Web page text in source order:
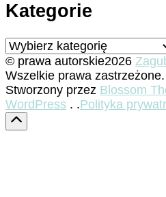
Kategorie
Kategorie
© prawa autorskie2026
Wszelkie prawa zastrzeżone.
Stworzony przez Blossom
WordPress . .Polityka